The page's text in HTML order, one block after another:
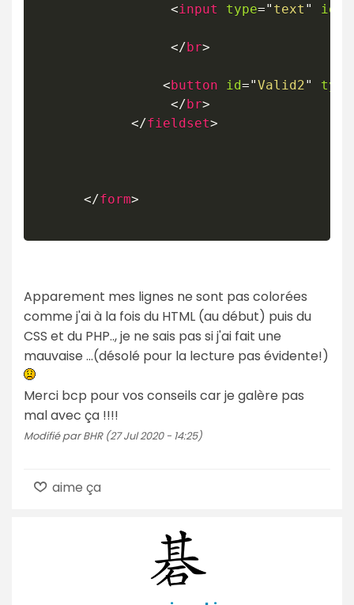
<input type=" text " id
</br>
<button id="Valid2" type
</br>
</fieldset>
</form>
Apparement mes lignes ne sont pas colorées
comme j'ai à la fois du HTML (au début) puis du
CSS et du PHP.., je ne sais pas si j'ai fait une
mauvaise ...(désolé pour la lecture pas évidente!)
Merci bcp pour vos conseils car je galère pas
mal avec ça !!!!
Modifié par BHR (27 Jul 2020 - 14:25)
aime ça